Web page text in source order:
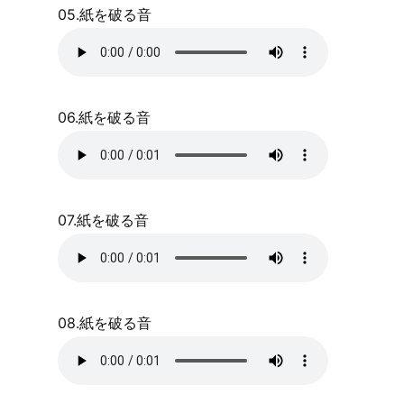
05.紙を破る音
06.紙を破る音
07.紙を破る音
08.紙を破る音